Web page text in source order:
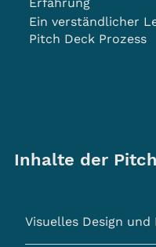
Ein verständlicher
Pitch Deck Prozess
Inhalte der
Visuelles Design und